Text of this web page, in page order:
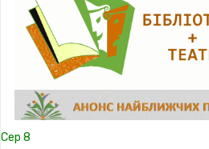
Сер8